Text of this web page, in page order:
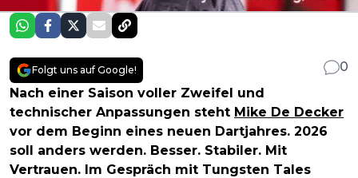
Folgt uns auf Google!
0
Nach einer Saison voller Zweifel und
technischer Anpassungen steht Mike De Decker
vor dem Beginn eines neuen Dartjahres. 2026
soll anders werden. Besser. Stabiler. Mit
Vertrauen. Im Gespräch mit Tungsten Tales